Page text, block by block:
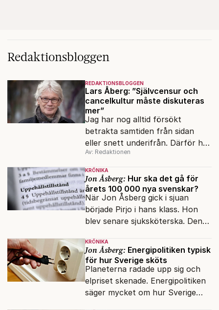
Redaktionsbloggen
REDAKTIONSBLOGGEN
Lars Åberg: ”Självcensur och
cancelkultur måste diskuteras
mer”
Jag har nog alltid försökt
betrakta samtiden från sidan
eller snett underifrån. Därför har
mina reportage ofta handlat om
minoriteter och
värderingskonflikter, säger Lars
Åberg, ny krönikör på Fokus.
Av: Redaktionen
KRÖNIKA
Jon Åsberg: Hur ska det gå för
årets 100 000 nya svenskar?
När Jon Åsberg gick i sjuan
började Pirjo i hans klass. Hon
blev senare sjuksköterska. Den
för många av dagens nya
svenskar.
KRÖNIKA
Jon Åsberg: Energipolitiken typisk
för hur Sverige sköts
Planeterna radade upp sig och
elpriset skenade. Energipolitiken
säger mycket om hur Sverige